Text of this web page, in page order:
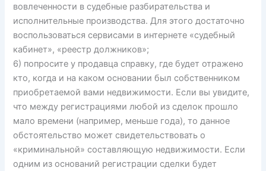
вовлеченности в судебные разбирательства и
исполнительные производства. Для этого достаточно
воспользоваться сервисами в интернете «судебный
кабинет», «реестр должников»;
6) попросите у продавца справку, где будет отражено
кто, когда и на каком основании был собственником
приобретаемой вами недвижимости. Если вы увидите,
что между регистрациями любой из сделок прошло
мало времени (например, меньше года), то данное
обстоятельство может свидетельствовать о
«криминальной» составляющую недвижимости. Если
одним из оснований регистрации сделки будет